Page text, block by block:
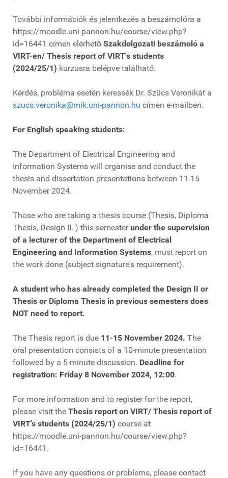
További információk és jelentkezés a beszámolóra a
https://moodle.uni-pannon.hu/course/view.php?
id=16441 címen elérhető Szakdolgozati beszámoló a
VIRT-en/ Thesis report of VIRT's students
(2024/25/1) kurzusra belépve található.
Kérdés, probléma esetén keressék Dr. Szücs Veronikát a
szucs.veronika@mik.uni-pannon.hu címen e-mailben.
For English speaking students:
The Department of Electrical Engineering and
Information Systems will organise and conduct the
thesis and dissertation presentations between 11-15
November 2024.
Those who are taking a thesis course (Thesis, Diploma
Thesis, Design II. ) this semesterunder the supervision
of a lecturer of the Department of Electrical
Engineering and Information Systems, must report on
the work done (subject signature's requirement).
A student who has already completed the Design II or
Thesis or Diploma Thesis in previous semesters does
NOT need to report.
The Thesis report is due 11-15 November 2024. The
oral presentation consists of a 10-minute presentation
followed by a 5-minute discussion. Deadline for
registration: Friday 8 November 2024, 12:00.
For more information and to register for the report,
please visit the Thesis report on VIRT/ Thesis report of
VIRT's students (2024/25/1) course at
https://moodle.uni-pannon.hu/course/view.php?
id=16441.
If you have any questions or problems, please contact